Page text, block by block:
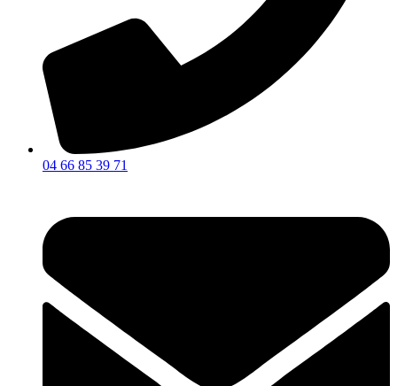
04 66 85 39 71